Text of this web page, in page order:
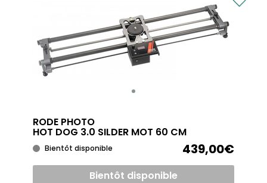
RODE PHOTO
HOT DOG 3.0 SILDER MOT 60 CM
Bientôt disponible 439,00€
Bientôt disponible